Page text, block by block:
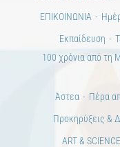
ΕΠΙΚΟΙΝΩΝΙΑ
Εκπαίδευση
100 χρόνια από τη
Άστεα
Πέρα
Προκηρύξεις &
ART &